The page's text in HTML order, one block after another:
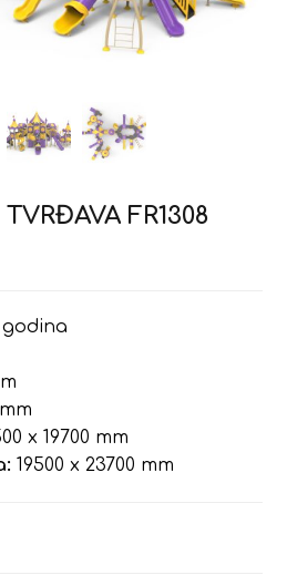
FR1308
godina
x 19700 mm
19500 x 23700 mm